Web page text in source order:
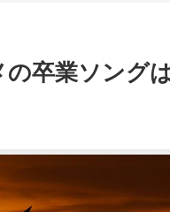
卒業ソング